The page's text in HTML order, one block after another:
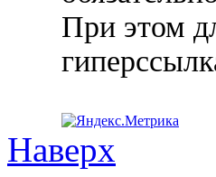
При этом
Наверх